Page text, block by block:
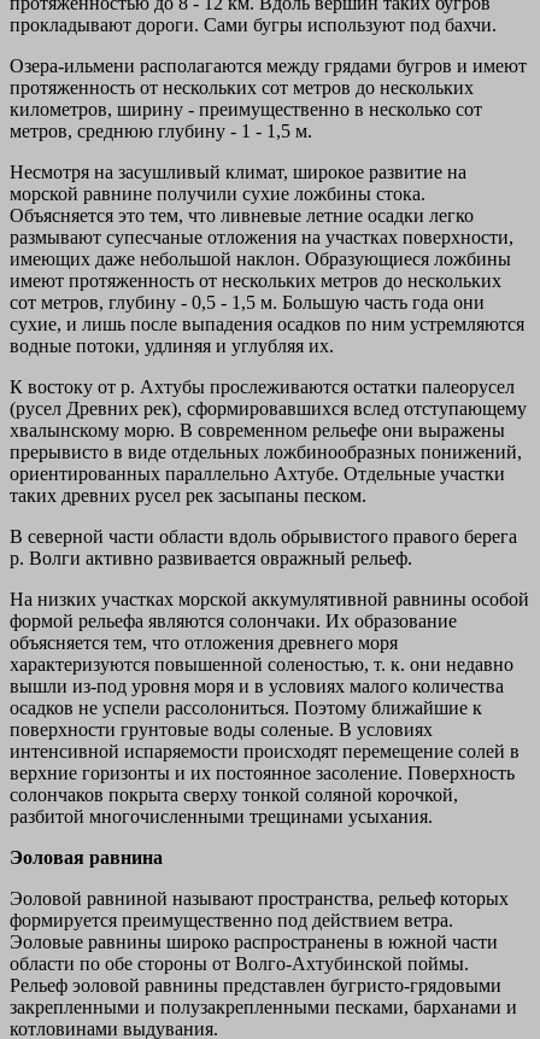
прокладывают дороги. Сами бугры используют под бахчи.
Озера-ильмени располагаются между грядами бугров и имеют
протяженность от нескольких сот метров до нескольких
километров, ширину - преимущественно в несколько сот
метров, среднюю глубину - 1 - 1,5 м.
Несмотря на засушливый климат, широкое развитие на
морской равнине получили сухие ложбины стока.
Объясняется это тем, что ливневые летние осадки легко
размывают супесчаные отложения на участках поверхности,
имеющих даже небольшой наклон. Образующиеся ложбины
имеют протяженность от нескольких метров до нескольких
сот метров, глубину - 0,5 - 1,5 м. Большую часть года они
сухие, и лишь после выпадения осадков по ним устремляются
водные потоки, удлиняя и углубляя их.
К востоку от р. Ахтубы прослеживаются остатки палеорусел
(русел Древних рек), сформировавшихся вслед отступающему
хвалынскому морю. В современном рельефе они выражены
прерывисто в виде отдельных ложбинообразных понижений,
ориентированных параллельно Ахтубе. Отдельные участки
таких древних русел рек засыпаны песком.
В северной части области вдоль обрывистого правого берега
р. Волги активно развивается овражный рельеф.
На низких участках морской аккумулятивной равнины особой
формой рельефа являются солончаки. Их образование
объясняется тем, что отложения древнего моря
характеризуются повышенной соленостью, т. к. они недавно
вышли из-под уровня моря и в условиях малого количества
осадков не успели рассолониться. Поэтому ближайшие к
поверхности грунтовые воды соленые. В условиях
интенсивной испаряемости происходят перемещение солей в
верхние горизонты и их постоянное засоление. Поверхность
солончаков покрыта сверху тонкой соляной корочкой,
разбитой многочисленными трещинами усыхания.
Эоловая равнина
Эоловой равниной называют пространства, рельеф которых
формируется преимущественно под действием ветра.
Эоловые равнины широко распространены в южной части
области по обе стороны от Волго-Ахтубинской поймы.
Рельеф эоловой равнины представлен бугристо-грядовыми
закрепленными и полузакрепленными песками, барханами и
котловинами выдувания.